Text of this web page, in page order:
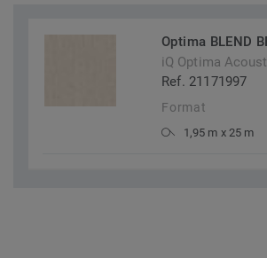
Optima BLEND
iQ Optima
Ref. 21171997
Format
1,95 m x 25 m